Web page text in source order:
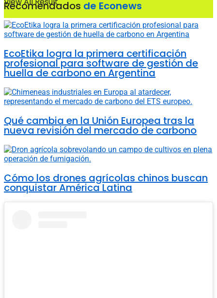
Recomendados de Econews
EcoEtika logra la primera certificación
profesional para software de gestión de
huella de carbono en Argentina
Qué cambia en la Unión Europea tras la
nueva revisión del mercado de carbono
Cómo los drones agrícolas chinos buscan
conquistar América Latina